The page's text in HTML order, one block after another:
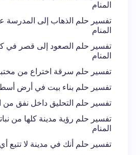
المنام
تفسير حلم الذهاب إلى المدرسة
المنام
تفسير حلم الصعود إلى قصر
المنام
تفسير حلم سرقة اختراع من
تفسير حلم بناء بيت في أرض
تفسير حلم التحليق داخل نفق من
تفسير حلم رؤية مدينة كلها من
المنام
تفسير حلم أنك في مدينة لا تتبع